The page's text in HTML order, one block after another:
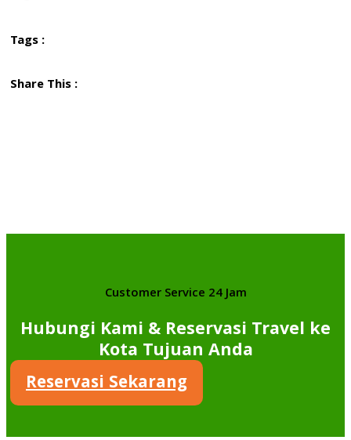
Tags :
Share This :
Customer Service 24 Jam
Hubungi Kami & Reservasi Travel ke
Kota Tujuan Anda
Reservasi Sekarang